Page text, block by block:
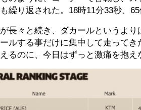
繰り返された。18時11分33秒、
が長々と続き、ダカールというよ
ルする事だけに集中して走って
るのに、今日はずっと激痛を抱え